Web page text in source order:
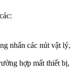
nhấn các nút vật
hợp mất thiết